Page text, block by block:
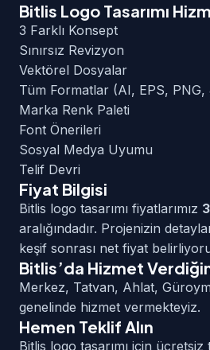
Bitlis Logo Tasarımı
3 Farklı Konsept
Sınırsız Revizyon
Vektörel Dosyalar
Tüm Formatlar (AI, EPS, PNG,
Marka Renk Paleti
Font Önerileri
Sosyal Medya Uyumu
Telif Devri
Fiyat Bilgisi
Bitlis logo tasarımı fiyatlarımız
aralığındadır. Projenizin
keşif sonrası net fiyat
Bitlis’da Hizmet
Merkez, Tatvan, Ahlat,
genelinde hizmet vermekteyiz.
Hemen Teklif Alın
Bitlis logo tasarımı için